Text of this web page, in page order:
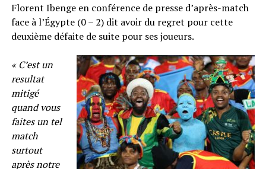
Florent Ibenge en conférence de presse d’après-match
face à l’Égypte (0 – 2) dit avoir du regret pour cette
deuxième défaite de suite pour ses joueurs.
« C’est un
resultat
mitigé
quand vous
faites un tel
match
surtout
après notre